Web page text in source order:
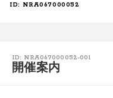
ID: NRA067000052
ID: NRA067000052-001
開催案内